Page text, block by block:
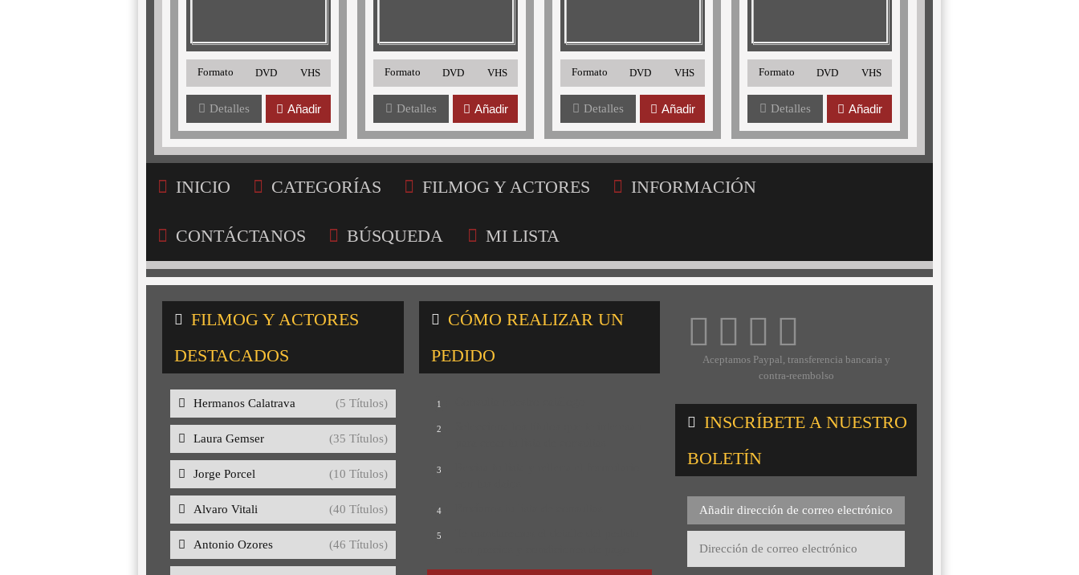
Formato DVD VHS
Detalles Añadir
Formato DVD VHS
Detalles Añadir
Formato DVD VHS
Detalles Añadir
Formato DVD VHS
Detalles Añadir
INICIO CATEGORÍAS FILMOG Y ACTORES INFORMACIÓN
CONTÁCTANOS BÚSQUEDA MI LISTA
FILMOG Y ACTORES
DESTACADOS
Hermanos Calatrava (5 Títulos)
Laura Gemser (35 Títulos)
Jorge Porcel (10 Títulos)
Alvaro Vitali (40 Títulos)
Antonio Ozores (46 Títulos)
CÓMO REALIZAR UN
PEDIDO
1
2
3
4
5
Aceptamos Paypal, transferencia bancaria y
contra-reembolso
INSCRÍBETE A NUESTRO
BOLETÍN
Añadir dirección de correo electrónico